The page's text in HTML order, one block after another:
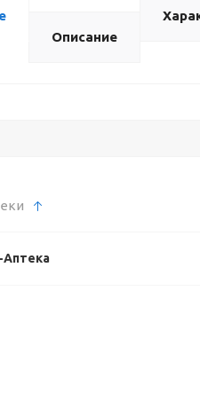
Описание